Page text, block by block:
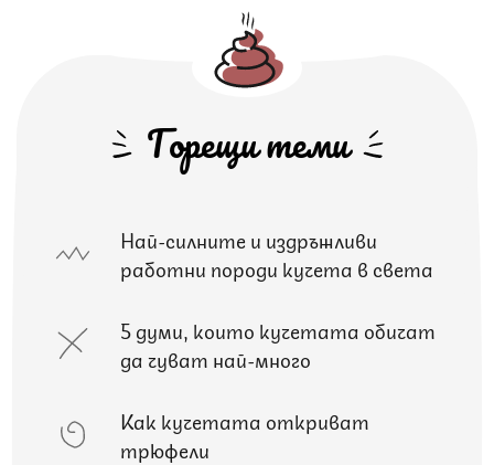
Горещи теми
Най-силните и издръжливи
работни породи кучета в света
5 думи, които кучетата обичат
да чуват най-много
Как кучетата откриват
трюфели